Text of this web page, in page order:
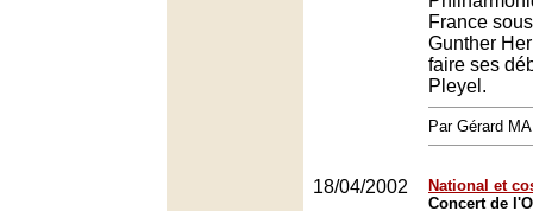
France
Gunther
faire ses
Pleyel.
Par Gérard
18/04/2002
National et
Concert de